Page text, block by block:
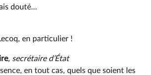
douté…
en particulier !
, secrétaire d’État
en tout cas, quels que soient les